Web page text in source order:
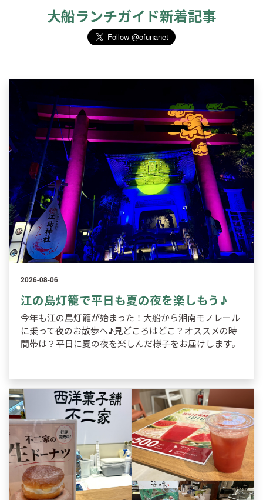
大船ランチガイド新着記事
2026-08-06
江の島灯籠で平日も夏の夜を楽しもう♪
今年も江の島灯籠が始まった！大船から湘南モノレール
に乗って夜のお散歩へ♪見どころはどこ？オススメの時
間帯は？平日に夏の夜を楽しんだ様子をお届けします。